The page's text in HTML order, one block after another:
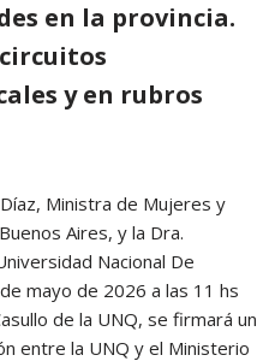
en la provincia.
y en rubros
Ministra de Mujeres y
Aires, y la Dra.
Nacional De
mayo de 2026 a las 11 hs
de la UNQ, se firmará un
entre la UNQ y el Ministerio